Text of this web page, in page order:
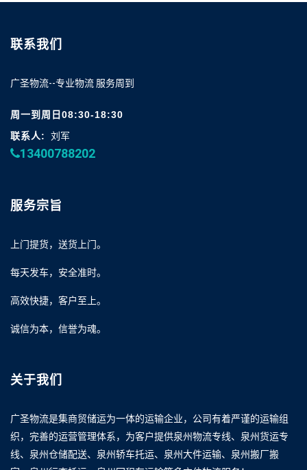
联系我们
广圣物流--专业物流 服务周到
周一到周日08:30-18:30
联系人:
刘军
13400788202
服务宗旨
上门提货，送货上门。
每天发车，安全准时。
高效快捷，客户至上。
诚信为本，信誉为魂。
关于我们
广圣物流是集商贸储运为一体的运输企业，公司有着严谨的运输组
织，完善的运营管理体系，为客户提供泉州物流专线、泉州货运专
线、泉州仓储配送、泉州轿车托运、泉州大件运输、泉州搬厂搬